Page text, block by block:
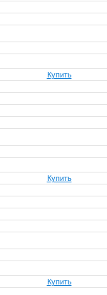
Купить
Купить
Купить